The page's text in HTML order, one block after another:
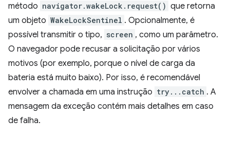
método navigator.wakeLock.request() que retorna
um objeto WakeLockSentinel . Opcionalmente, é
possível transmitir o tipo, screen , como um parâmetro.
O navegador pode recusar a solicitação por vários
motivos (por exemplo, porque o nível de carga da
bateria está muito baixo). Por isso, é recomendável
envolver a chamada em uma instrução try...catch . A
mensagem da exceção contém mais detalhes em caso
de falha.